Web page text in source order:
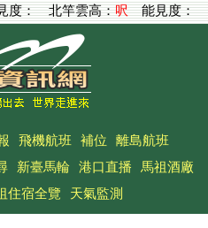
：北竿雲高：呎能見度：
飛機航班 補位 離島航班
新臺馬輪 港口直播 馬祖酒廠
住宿全覽 天氣監測